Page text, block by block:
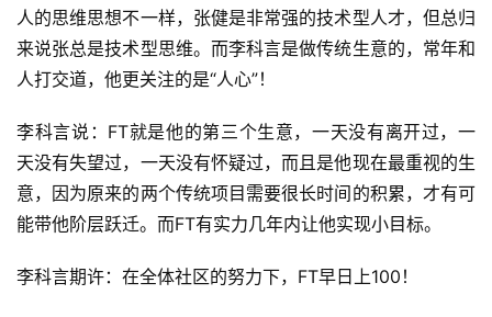
人的思维思想不一样，张健是非常强的技术型人才，但总归
来说张总是技术型思维。而李科言是做传统生意的，常年和
人打交道，他更关注的是“人心”！
李科言说：FT就是他的第三个生意，一天没有离开过，一
天没有失望过，一天没有怀疑过，而且是他现在最重视的生
意，因为原来的两个传统项目需要很长时间的积累，才有可
能带他阶层跃迁。而FT有实力几年内让他实现小目标。
李科言期许：在全体社区的努力下，FT早日上100！